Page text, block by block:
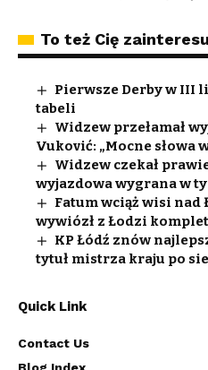
To też Cię
Pierwsze Derby w III
tabeli
Widzew przełamał
Vuković: „Mocne słowa
Widzew czekał
wyjazdowa wygrana w
Fatum wciąż wisi nad
wywiózł z Łodzi
KP Łódź znów
tytuł mistrza kraju po
Quick Link
Contact Us
Blog Index